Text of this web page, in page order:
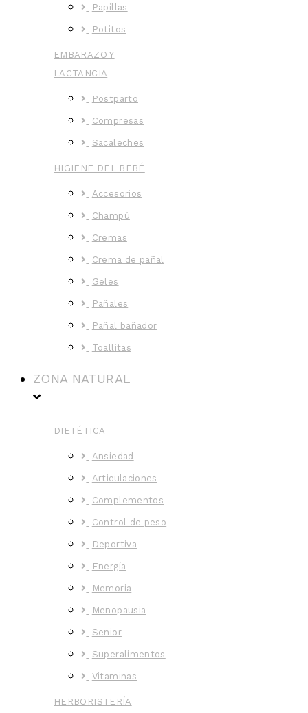
Papillas
Potitos
EMBARAZO Y
LACTANCIA
Postparto
Compresas
Sacaleches
HIGIENE DEL BEBÉ
Accesorios
Champú
Cremas
Crema de pañal
Geles
Pañales
Pañal bañador
Toallitas
ZONA NATURAL
DIETÉTICA
Ansiedad
Articulaciones
Complementos
Control de peso
Deportiva
Energía
Memoria
Menopausia
Senior
Superalimentos
Vitaminas
HERBORISTERÍA